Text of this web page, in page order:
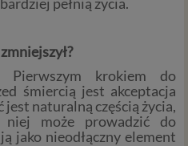
Pierwszym krokiem do
śmiercią jest akceptacja
naturalną częścią życia,
może prowadzić do
jako nieodłączny element